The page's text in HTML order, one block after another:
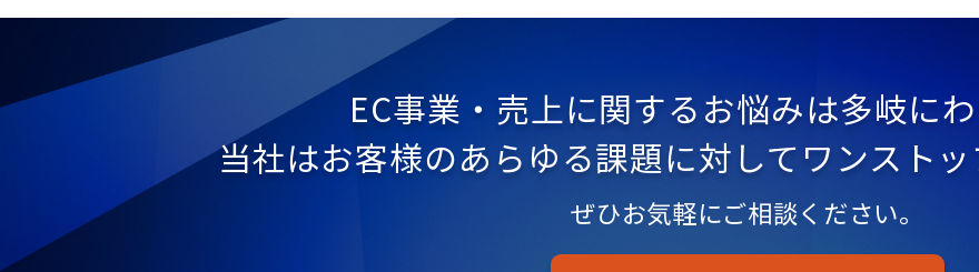
EC事業・売上に関するお悩みは多岐にわ
当社はお客様のあらゆる課題に対してワンストッ
ぜひお気軽にご相談ください。